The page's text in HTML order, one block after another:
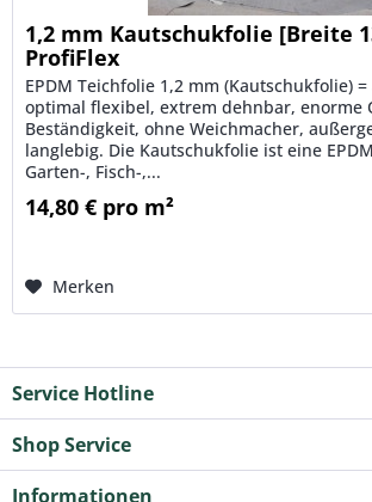
1,2 mm Kautschukfolie [Breite
ProfiFlex
EPDM Teichfolie 1,2 mm (Kautschukfolie)
optimal flexibel, extrem dehnbar, enorme
Beständigkeit, ohne Weichmacher,
langlebig. Die Kautschukfolie ist eine
Garten-, Fisch-,...
14,80 € pro m²
Merken
Service Hotline
Shop Service
Informationen